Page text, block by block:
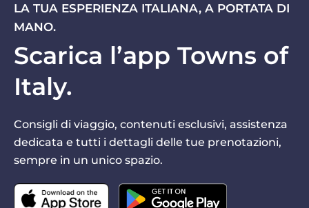
LA TUA ESPERIENZA ITALIANA, A PORTATA DI
MANO.
Scarica l’app Towns of
Italy.
Consigli di viaggio, contenuti esclusivi, assistenza
dedicata e tutti i dettagli delle tue prenotazioni,
sempre in un unico spazio.